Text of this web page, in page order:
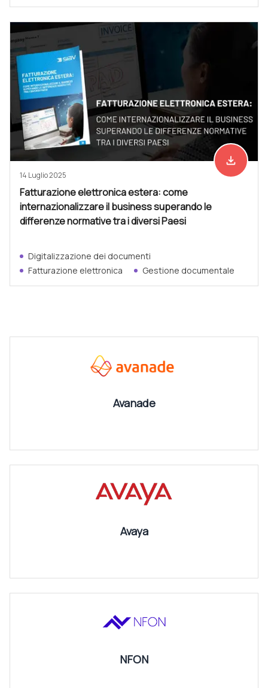
Scarica
file_download
14 Luglio 2025
Fatturazione elettronica estera: come
internazionalizzare il business superando le
differenze normative tra i diversi Paesi
Digitalizzazione dei documenti
Fatturazione elettronica
Gestione documentale
Avanade
Avaya
NFON